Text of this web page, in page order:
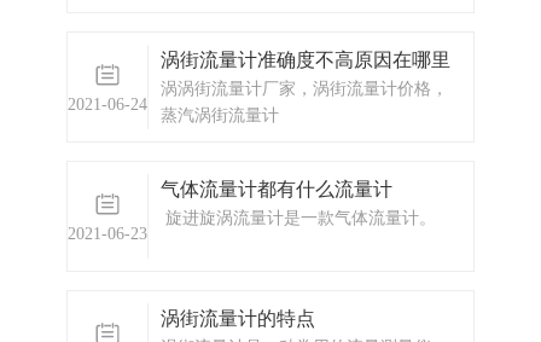
厂家，ic卡预付费系统，蒸汽预付费系
统，显示仪表，热量表，差压式仪表，
分析仪器，水质监测设备，压力仪表
2021-06-24
涡街流量计准确度不高原因在哪里
涡涡街流量计厂家，涡街流量计价格，
蒸汽涡街流量计
2021-06-23
气体流量计都有什么流量计
旋进旋涡流量计是一款气体流量计。
涡街流量计的特点